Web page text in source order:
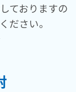
ておりますの
ださい。